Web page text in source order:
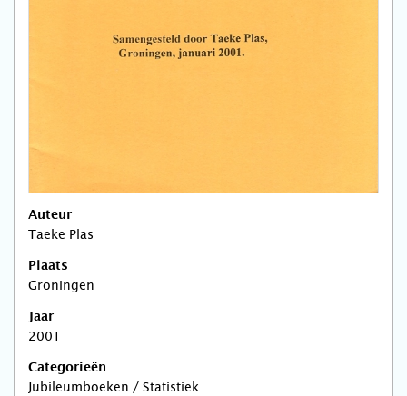
Auteur
Taeke Plas
Plaats
Groningen
Jaar
2001
Categorieën
Jubileumboeken / Statistiek